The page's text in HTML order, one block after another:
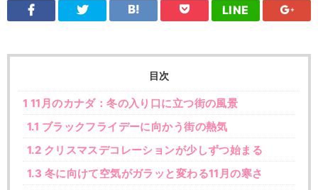
LINE
目次
1 11月のカナダ：冬の入り口に立つ街の風景
1.1 ブラックフライデーに向かう街の熱気
1.2 クリスマスデコレーションが少しずつ始まる
1.3 冬に向けて空気がガラッと変わる11月の寒さ